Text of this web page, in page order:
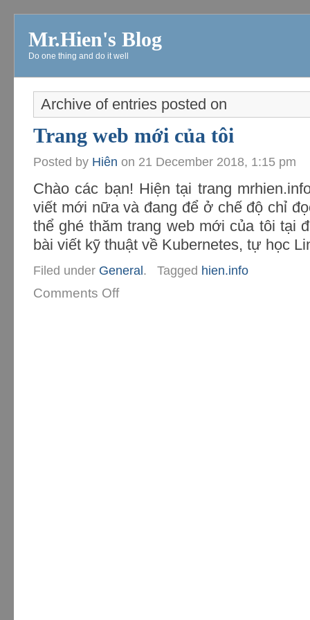
Mr.Hien's Blog
Do one thing and do it well
Archive of entries posted on
Trang web mới của tôi
Posted by Hiên on 21 December 2018, 1:15 pm
Chào các bạn! Hiện tại trang
viết mới nữa và đang để ở chế độ chỉ
thể ghé thăm trang web mới của tôi tại
bài viết kỹ thuật về Kubernetes, tự học
Filed under General . Tagged hien.info
Comments Off